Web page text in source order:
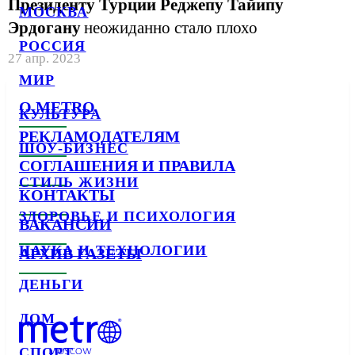
МОСКВА
РОССИЯ
МИР
КУЛЬТУРА
ШОУ-БИЗНЕС
СТИЛЬ ЖИЗНИ
ЗДОРОВЬЕ И ПСИХОЛОГИЯ
НАУКА И ТЕХНОЛОГИИ
ДЕНЬГИ
ДОМ
Президенту Турции Реджепу Тайипу
Эрдоганунеожиданно стало плохо
27 апр. 2023
О METRO
РЕКЛАМОДАТЕЛЯМ
СОГЛАШЕНИЯ И ПРАВИЛА
КОНТАКТЫ
ВАКАНСИИ
АРХИВ ГАЗЕТЫ